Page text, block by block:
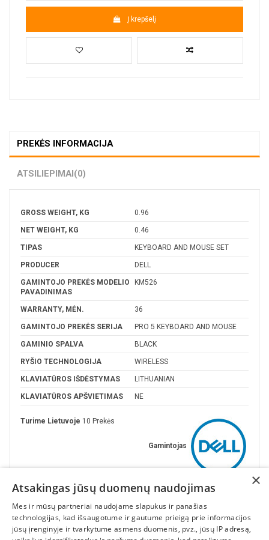
Į krepšelį
PREKĖS INFORMACIJA
ATSILIEPIMAI(0)
GROSS WEIGHT, KG 0.96
NET WEIGHT, KG 0.46
TIPAS KEYBOARD AND MOUSE SET
PRODUCER DELL
GAMINTOJO PREKĖS MODELIO
PAVADINIMAS
KM526
WARRANTY, MĖN. 36
GAMINTOJO PREKĖS SERIJA PRO 5 KEYBOARD AND MOUSE
GAMINIO SPALVA BLACK
RYŠIO TECHNOLOGIJA WIRELESS
KLAVIATŪROS IŠDĖSTYMAS LITHUANIAN
KLAVIATŪROS APŠVIETIMAS NE
Gamintojas
Turime Lietuvoje 10 Prekės
×
Atsakingas jūsų duomenų naudojimas
Mes ir mūsų partneriai naudojame slapukus ir panašias
technologijas, kad išsaugotume ir gautume prieigą prie informacijos
jūsų įrenginyje ir tvarkytume asmens duomenis, pvz., jūsų IP adresą,